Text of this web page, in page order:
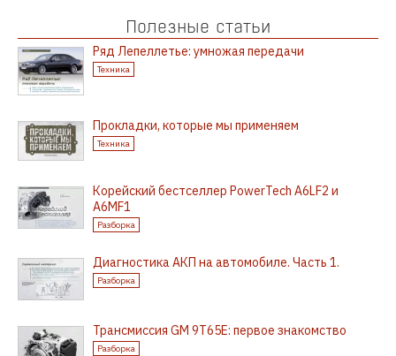
Полезные статьи
Ряд Лепеллетье: умножая передачи
Техника
Прокладки, которые мы применяем
Техника
Корейский бестселлер PowerTech A6LF2 и
A6MF1
Разборка
Диагностика АКП на автомобиле. Часть 1.
Разборка
Трансмиссия GM 9T65E: первое знакомство
Разборка